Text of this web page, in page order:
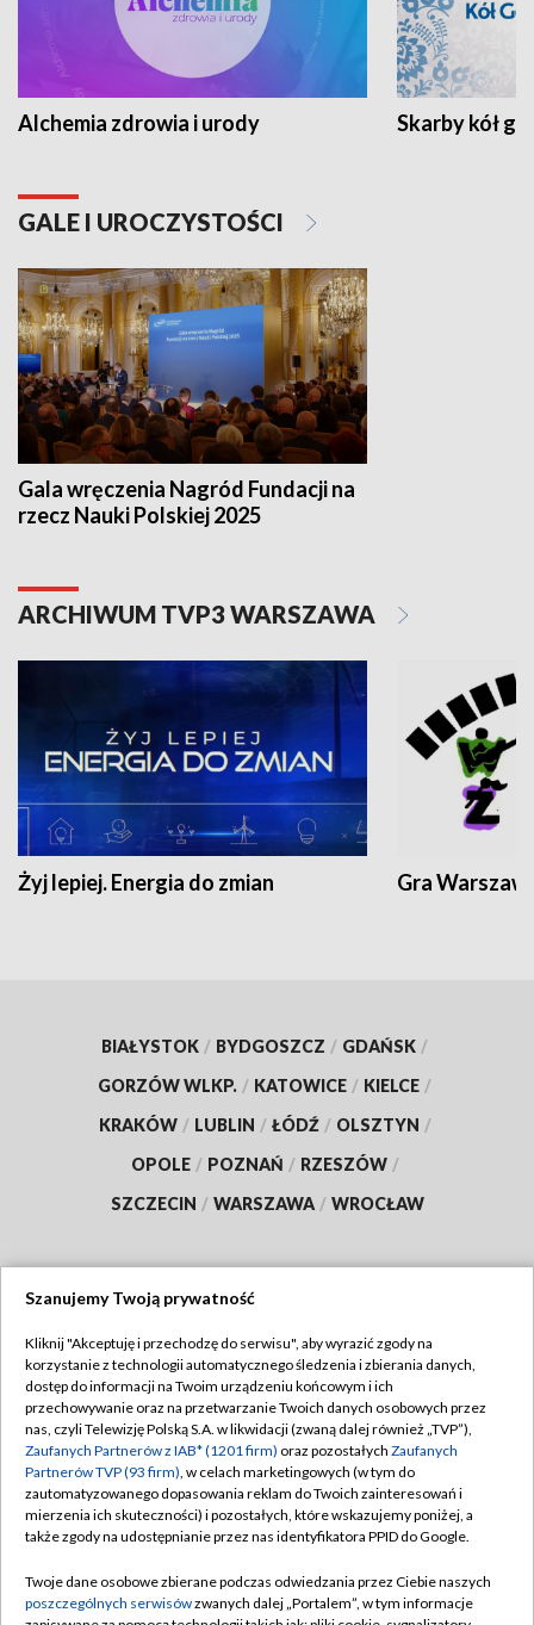
Alchemia zdrowia i urody Skarby kół
GALE I UROCZYSTOŚCI
Gala wręczenia Nagród Fundacji na
rzecz Nauki Polskiej 2025
ARCHIWUM TVP3 WARSZAWA
Żyj lepiej. Energia do zmian Gra
BIAŁYSTOK / BYDGOSZCZ / GDAŃSK /
GORZÓW WLKP. / KATOWICE / KIELCE /
KRAKÓW / LUBLIN / ŁÓDŹ / OLSZTYN /
OPOLE / POZNAŃ / RZESZÓW /
SZCZECIN / WARSZAWA / WROCŁAW
TVP
Abonament TVP
Emisja w TVP
Centrum informacji TVP
Naziemna Telewizja Cyfrowa
Rada Programowa
Regulamin TVP
Polityka prywatności
Moje zgody
Pomoc
Kontakt
Szanujemy Twoją prywatność
Kliknij "Akceptuję i przechodzę do serwisu", aby wyrazić zgody na
korzystanie z technologii automatycznego śledzenia i zbierania danych,
dostęp do informacji na Twoim urządzeniu końcowym i ich
przechowywanie oraz na przetwarzanie Twoich danych osobowych przez
nas, czyli Telewizję Polską S.A. w likwidacji (zwaną dalej również „TVP”),
Zaufanych Partnerów z IAB* (1201 firm) oraz pozostałych Zaufanych
Partnerów TVP (93 firm), w celach marketingowych (w tym do
zautomatyzowanego dopasowania reklam do Twoich zainteresowań i
mierzenia ich skuteczności) i pozostałych, które wskazujemy poniżej, a
także zgody na udostępnianie przez nas identyfikatora PPID do Google.
Twoje dane osobowe zbierane podczas odwiedzania przez Ciebie naszych
poszczególnych serwisówzwanych dalej „Portalem”, w tym informacje